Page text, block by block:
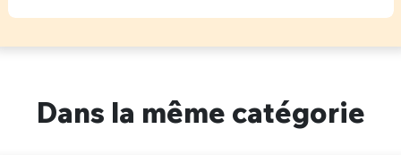
Dans la même catégorie